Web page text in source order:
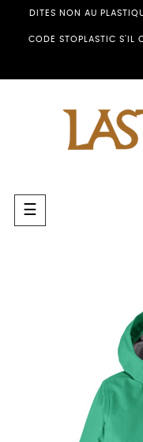
DITES NON AU
CODE STOPLASTIC S'IL
Toggle
navigation
☰